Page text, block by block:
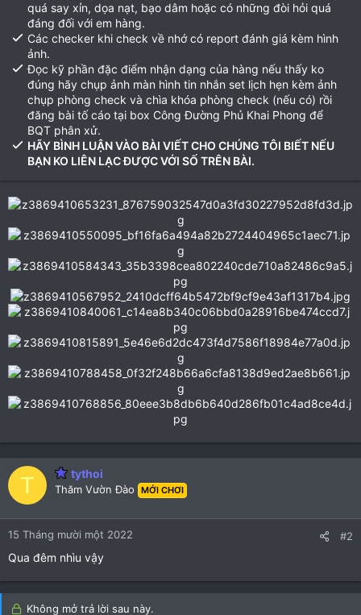
quá say xỉn, dọa nạt, bạo dâm hoặc có những đòi hỏi quá
đáng đối với em hàng.
Các checker khi check về nhớ có report đánh giá kèm hình
ảnh.
Đọc kỹ phần đặc điểm nhận dạng của hàng nếu thấy ko
đúng hãy chụp ảnh màn hình tin nhắn set lịch hẹn kèm ảnh
chụp phòng check và chìa khóa phòng check (nếu có) rồi
đăng bài tố cáo tại box Công Đường Phủ Khai Phong để
BQT phân xử.
HÃY BÌNH LUẬN VÀO BÀI VIẾT CHO CHÚNG TÔI BIẾT NẾU
BẠN KO LIÊN LẠC ĐƯỢC VỚI SỐ TRÊN BÀI.
T tythoi
Thăm Vườn Đào MỚI CHƠI
15 Tháng mười một 2022 #2
Qua đêm nhìu vậy
Không mở trả lời sau này.